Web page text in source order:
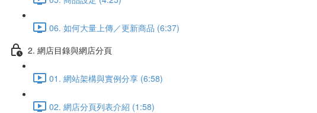
06. 如何大量上傳／更新商品 (6:37)
2. 網店目錄與網店分頁
01. 網站架構與實例分享 (6:58)
02. 網店分頁列表介紹 (1:58)